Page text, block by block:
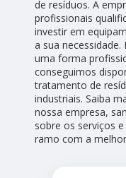
de resíduos. A
profissionais
investir em
a sua
uma forma
conseguimos
tratamento de
industriais. Saiba
nossa empresa,
sobre os serviços
ramo com a